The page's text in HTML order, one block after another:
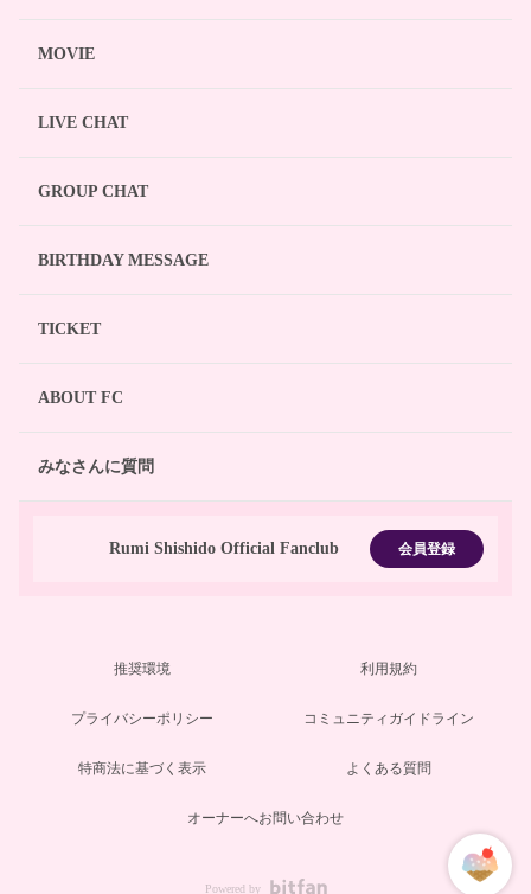
MOVIE
LIVE CHAT
GROUP CHAT
BIRTHDAY MESSAGE
TICKET
ABOUT FC
みなさんに質問
Rumi Shishido Official Fanclub 会員登録
推奨環境 利用規約
プライバシーポリシー コミュニティガイドライン
特商法に基づく表示 よくある質問
オーナーへお問い合わせ
Powered by